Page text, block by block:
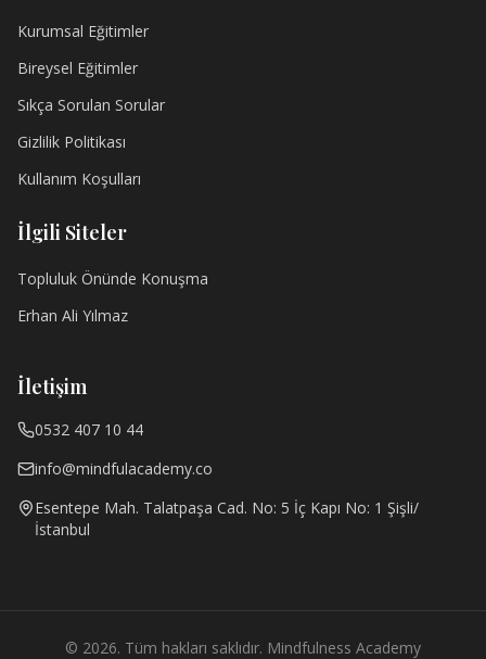
Kurumsal Eğitimler
Bireysel Eğitimler
Sıkça Sorulan Sorular
Gizlilik Politikası
Kullanım Koşulları
İlgili Siteler
Topluluk Önünde Konuşma
Erhan Ali Yılmaz
İletişim
0532 407 10 44
info@mindfulacademy.co
Esentepe Mah. Talatpaşa Cad. No: 5 İç Kapı No: 1 Şişli/
İstanbul
© 2026. Tüm hakları saklıdır. Mindfulness Academy